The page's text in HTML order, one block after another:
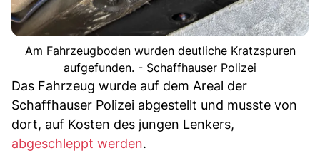
Am Fahrzeugboden wurden deutliche Kratzspuren
aufgefunden. - Schaffhauser Polizei
Das Fahrzeug wurde auf dem Areal der
Schaffhauser Polizei abgestellt und musste von
dort, auf Kosten des jungen Lenkers,
abgeschleppt werden.